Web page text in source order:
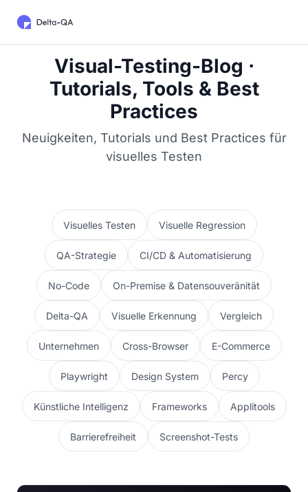
Visual-Testing-Blog ·
Tutorials, Tools & Best
Practices
Neuigkeiten, Tutorials und Best Practices für
visuelles Testen
Visuelles Testen Visuelle Regression
QA-Strategie CI/CD & Automatisierung
No-Code On-Premise & Datensouveränität
Delta-QA Visuelle Erkennung Vergleich
Unternehmen Cross-Browser E-Commerce
Playwright Design System Percy
Künstliche Intelligenz Frameworks Applitools
Barrierefreiheit Screenshot-Tests